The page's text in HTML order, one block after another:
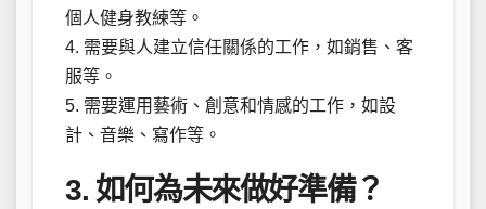
個人健身教練等。
4. 需要與人建立信任關係的工作，如銷售、客
服等。
5. 需要運用藝術、創意和情感的工作，如設
計、音樂、寫作等。
3. 如何為未來做好準備？